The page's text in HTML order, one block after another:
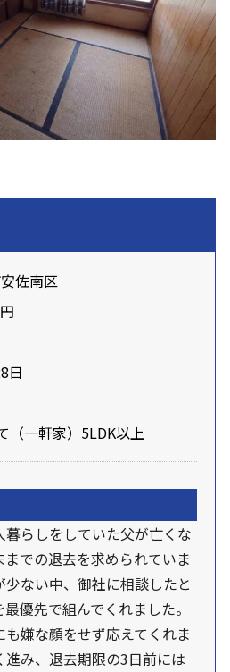
佐南区
日
（一軒家）5LDK以上
らしをしていた父が亡くな
での退去を求められていま
ない中、御社に相談したと
優先で組んでくれました。
嫌な顔をせず応えてくれま
進み、退去期限の3日前には